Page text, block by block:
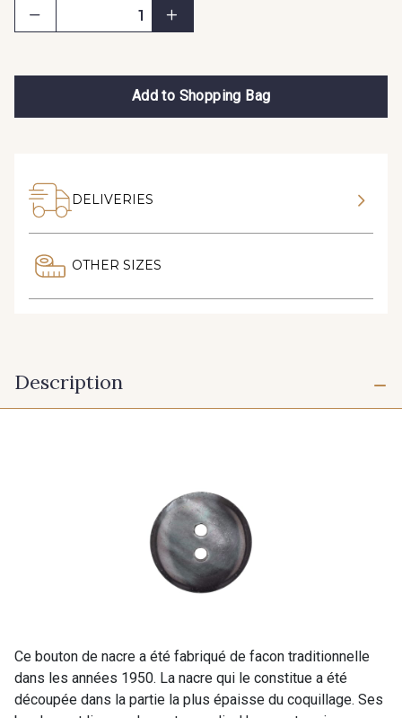
Add to Shopping Bag
DELIVERIES
OTHER SIZES
Description
Ce bouton de nacre a été fabriqué de facon traditionnelle
dans les années 1950. La nacre qui le constitue a été
découpée dans la partie la plus épaisse du coquillage. Ses